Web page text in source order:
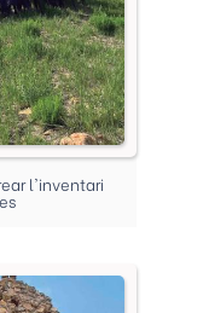
l'inventari